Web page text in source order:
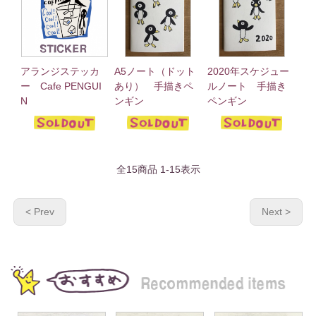
アランジステッカ
ー Cafe PENGUI
N
A5ノート（ドット
あり） 手描きペ
ンギン
2020年スケジュー
ルノート 手描き
ペンギン
全15商品 1-15表示
< Prev Next >